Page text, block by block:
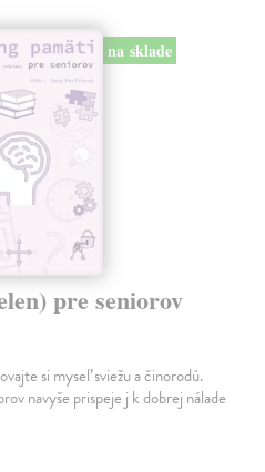
na sklade
pre seniorov
si myseľ sviežu a činorodú.
navyše prispeje j k dobrej nálade